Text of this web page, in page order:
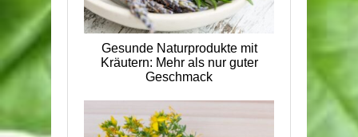
Gesunde Naturprodukte mit
Kräutern: Mehr als nur guter
Geschmack